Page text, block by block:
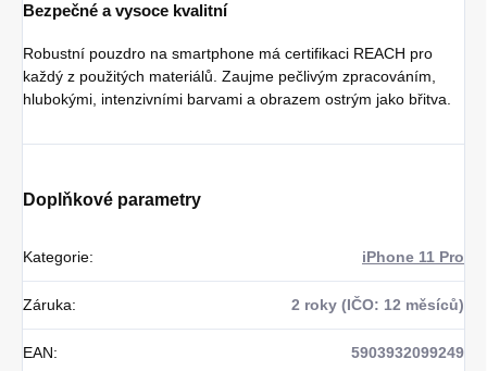
Bezpečné a vysoce kvalitní
Robustní pouzdro na smartphone má certifikaci REACH pro
každý z použitých materiálů. Zaujme pečlivým zpracováním,
hlubokými, intenzivními barvami a obrazem ostrým jako břitva.
Doplňkové parametry
Kategorie: iPhone 11 Pro
Záruka: 2 roky (IČO: 12 měsíců)
EAN: 5903932099249